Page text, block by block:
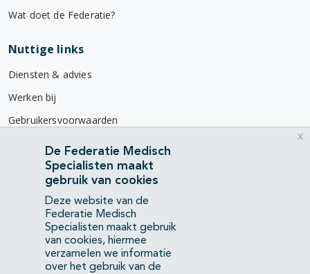
Wat doet de Federatie?
Nuttige links
Diensten & advies
Werken bij
Gebruikersvoorwaarden
Privacyverklaring
Contact
Mercatorlaan 1200
3528 BL Utrecht
(088) 505 34 34
info@richtlijnendatabase.nl
De Federatie Medisch
Specialisten maakt
gebruik van cookies
Deze website van de
Federatie Medisch
Specialisten maakt gebruik
van cookies, hiermee
verzamelen we informatie
over het gebruik van de
x